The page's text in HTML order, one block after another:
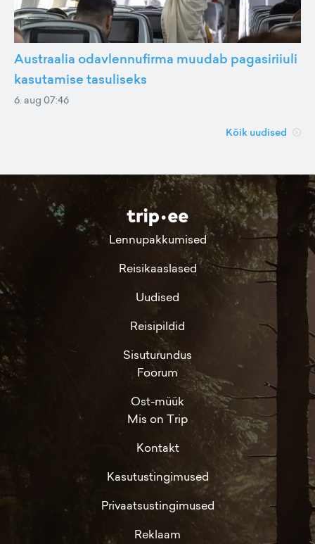
Austraalia odavlennufirma muudab pagasiriiuli
kasutamise tasuliseks
6. aug 07:46
Kõik uudised
Lennupakkumised
Reisikaaslased
Uudised
Reisipildid
Sisuturundus
Foorum
Ost-müük
Mis on Trip
Kontakt
Kasutustingimused
Privaatsustingimused
Reklaam